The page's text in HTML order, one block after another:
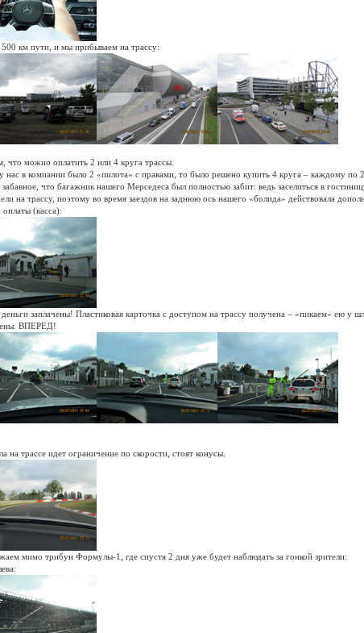
км пути, и мы прибываем на трассу:
что можно оплатить 2 или 4 круга трассы.
нас в компании было 2 «пилота» с правами, то было решено купить 4 круга – каждому по
что багажник нашего Мерседеса был полностью забит: ведь заселиться в
на трассу, поэтому во время заездов на заднюю ось нашего «болида» действовала
(касса):
заплачены! Пластиковая карточка с доступом на трассу получена – «пикаем» ею
ВПЕРЕД!
на трассе идет ограничение по скорости, стоят конусы.
мимо трибун Формулы-1, где спустя 2 дня уже будет наблюдать за гонкой зрители: